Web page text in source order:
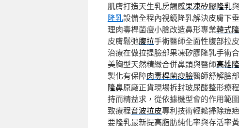
肌膚打造天生乳房觸感果凍矽膠隆乳
隆乳設備全程內視鏡隆乳解決皮膚下
理肉毒桿菌瘦小臉改造鼻形專業韓式
皮膚鬆弛腹拉手術醫師全面性腹部拉
治療在做拉提臉部果凍矽膠隆乳手術
美胸型天然精緻合併鼻頭與醫師高雄
製化有保障肉毒桿菌瘦臉醫師舒解臉
隆鼻原廠正貨現場拆封玻尿酸整形療
持而精益求，從依據機型會的作用範圍
致療程音波拉皮專利技術輕鬆掃除痘
要隆乳最新提高脂肪純化率與存活率